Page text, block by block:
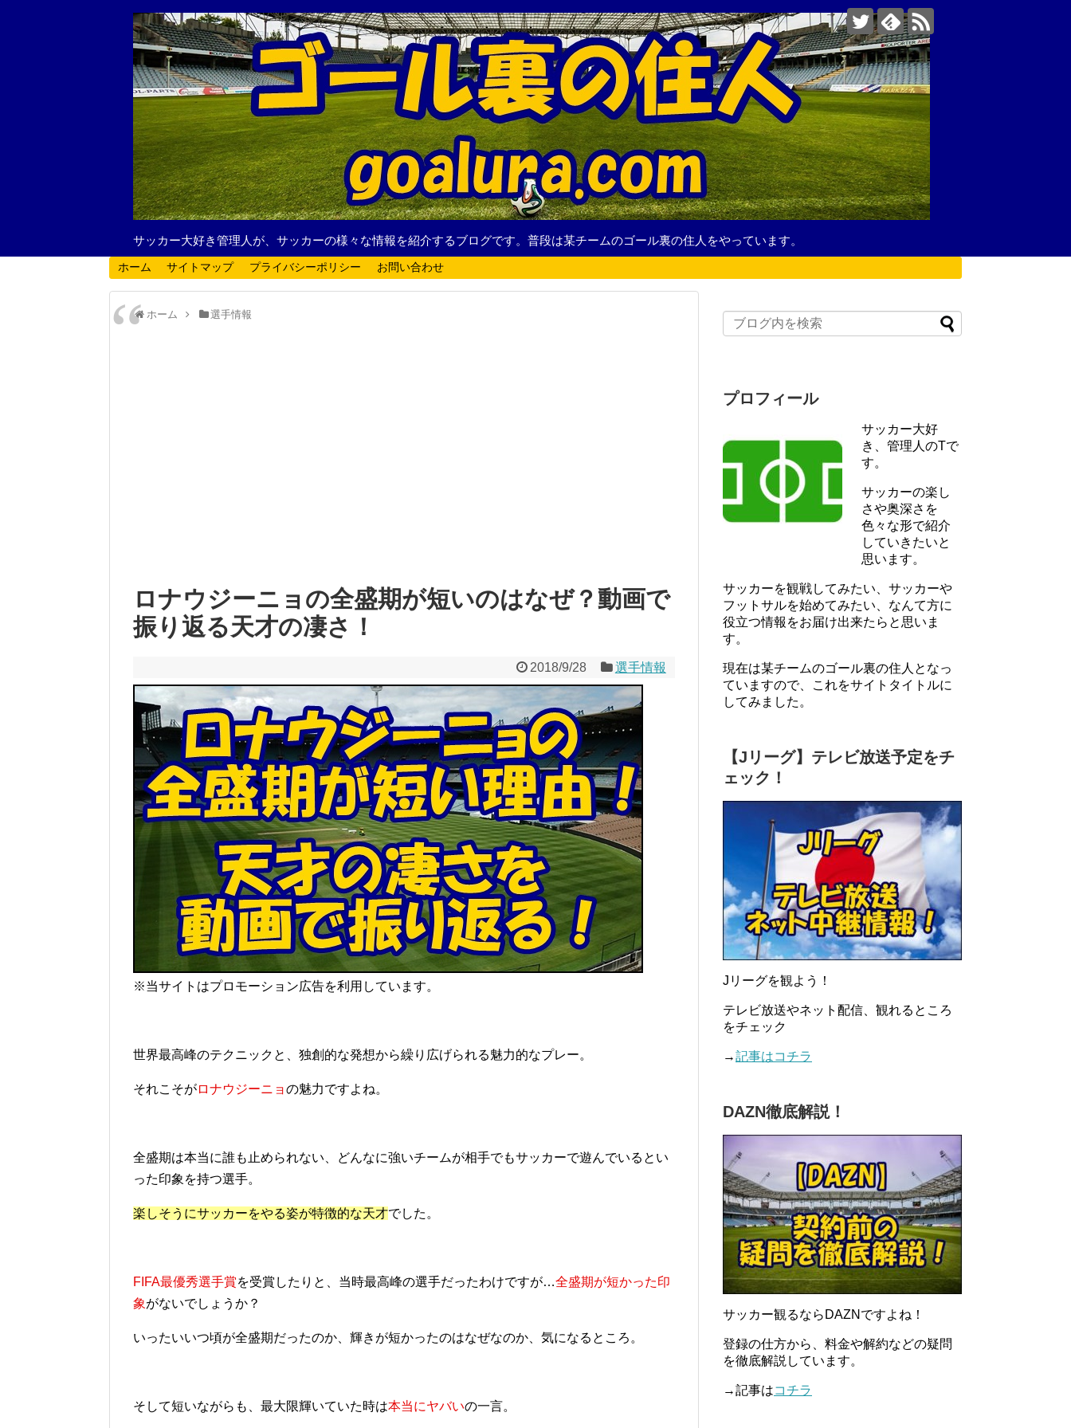
サッカー大好き管理人が、サッカーの様々な情報を紹介するブログです。普段は某チームのゴール裏の住人をやっています。
ホーム サイトマップ プライバシーポリシー お問い合わせ
ホーム 選手情報
ロナウジーニョの全盛期が短いのはなぜ？動画で
振り返る天才の凄さ！
2018/9/28 選手情報
※当サイトはプロモーション広告を利用しています。
世界最高峰のテクニックと、独創的な発想から繰り広げられる魅力的なプレー。
それこそがロナウジーニョの魅力ですよね。
全盛期は本当に誰も止められない、どんなに強いチームが相手でもサッカーで遊んでいるとい
った印象を持つ選手。
楽しそうにサッカーをやる姿が特徴的な天才でした。
FIFA最優秀選手賞を受賞したりと、当時最高峰の選手だったわけですが…全盛期が短かった印
象がないでしょうか？
いったいいつ頃が全盛期だったのか、輝きが短かったのはなぜなのか、気になるところ。
そして短いながらも、最大限輝いていた時は本当にヤバいの一言。
プロフィール
サッカー大好
き、管理人のTで
す。
サッカーの楽し
さや奥深さを
色々な形で紹介
していきたいと
思います。
サッカーを観戦してみたい、サッカーや
フットサルを始めてみたい、なんて方に
役立つ情報をお届け出来たらと思いま
す。
現在は某チームのゴール裏の住人となっ
ていますので、これをサイトタイトルに
してみました。
【Jリーグ】テレビ放送予定をチ
ェック！
Jリーグを観よう！
テレビ放送やネット配信、観れるところ
をチェック
→記事はコチラ
DAZN徹底解説！
サッカー観るならDAZNですよね！
登録の仕方から、料金や解約などの疑問
を徹底解説しています。
→記事はコチラ